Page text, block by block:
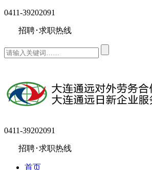
0411-39202091
招聘･求职热线
0411-39202091
招聘･求职热线
首页